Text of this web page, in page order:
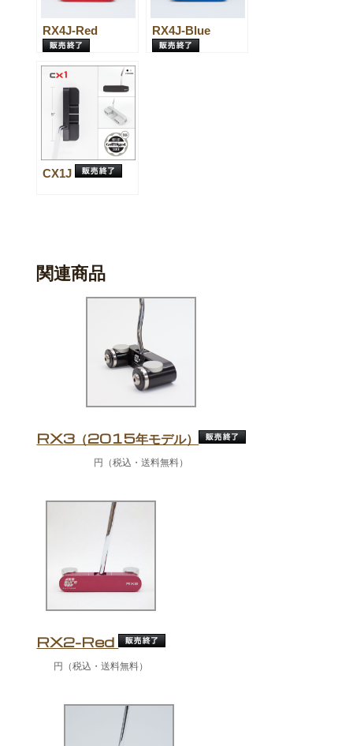
RX4J-Red RX4J-Blue
CX1J
関連商品
RX3（2015年モデル）
円（税込・送料無料）
RX2-Red
円（税込・送料無料）